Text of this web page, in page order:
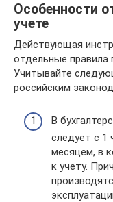
Особенности
учете
Действующая
отдельные правила
Учитывайте
российским
В
следует с 1
месяцем, в
к учету.